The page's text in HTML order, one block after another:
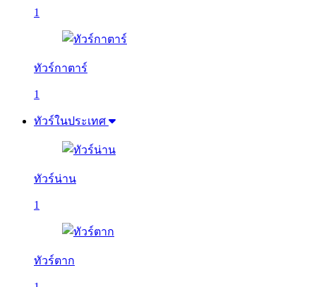
1
ทัวร์กาตาร์
1
ทัวร์ในประเทศ
ทัวร์น่าน
1
ทัวร์ตาก